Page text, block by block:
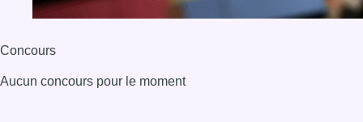
Concours
Aucun concours pour le moment